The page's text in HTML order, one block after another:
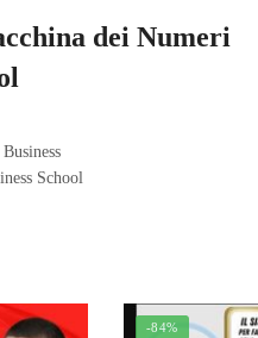
dei Numeri
Business
School
-84%